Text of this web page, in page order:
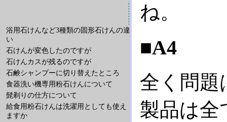
浴用石けんなど3種類の固形石けんの違
い
石けんが変色したのですが
石けんカスが残るのですが
石鹸シャンプーに切り替えたところ
食器洗い機専用粉石けんについて
髭剃りの仕方について
給食用粉石けんは洗濯用としても使え
ますか
ね。
■A4
全く問題
製品は全